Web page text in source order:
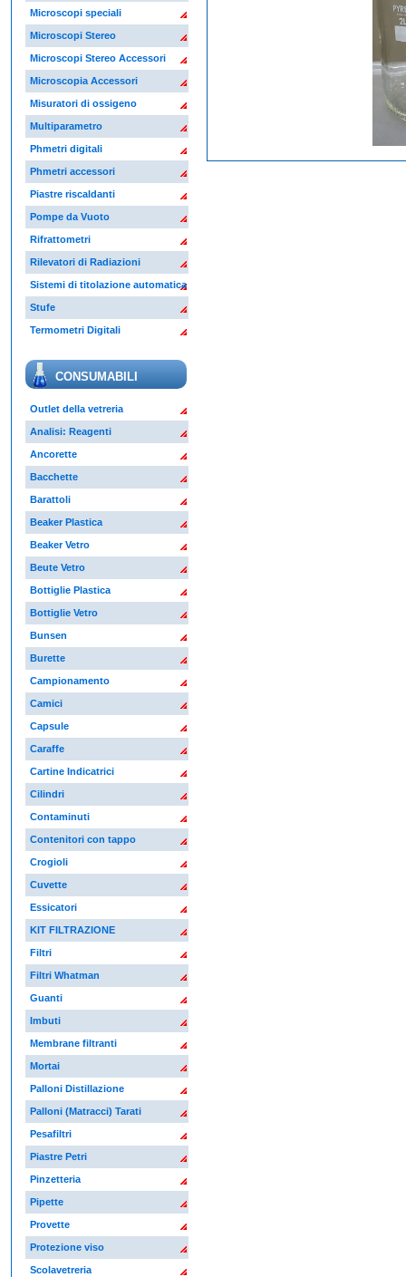
Microscopi speciali
Microscopi Stereo
Microscopi Stereo Accessori
Microscopia Accessori
Misuratori di ossigeno
Multiparametro
Phmetri digitali
Phmetri accessori
Piastre riscaldanti
Pompe da Vuoto
Rifrattometri
Rilevatori di Radiazioni
Sistemi di titolazione automatica
Stufe
Termometri Digitali
CONSUMABILI
Outlet della vetreria
Analisi: Reagenti
Ancorette
Bacchette
Barattoli
Beaker Plastica
Beaker Vetro
Beute Vetro
Bottiglie Plastica
Bottiglie Vetro
Bunsen
Burette
Campionamento
Camici
Capsule
Caraffe
Cartine Indicatrici
Cilindri
Contaminuti
Contenitori con tappo
Crogioli
Cuvette
Essicatori
KIT FILTRAZIONE
Filtri
Filtri Whatman
Guanti
Imbuti
Membrane filtranti
Mortai
Palloni Distillazione
Palloni (Matracci) Tarati
Pesafiltri
Piastre Petri
Pinzetteria
Pipette
Provette
Protezione viso
Scolavetreria